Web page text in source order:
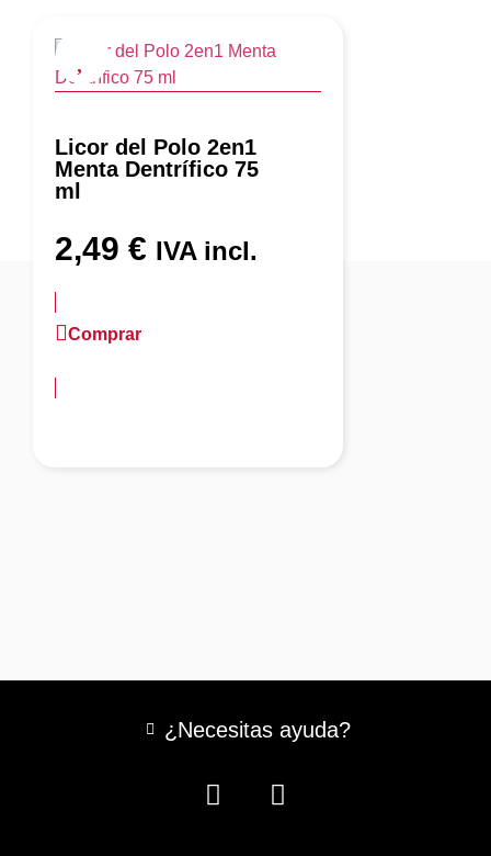
Licor del Polo 2en1
Menta Dentrífico 75
ml
2,49 € IVA incl.
Comprar
¿Necesitas ayuda?